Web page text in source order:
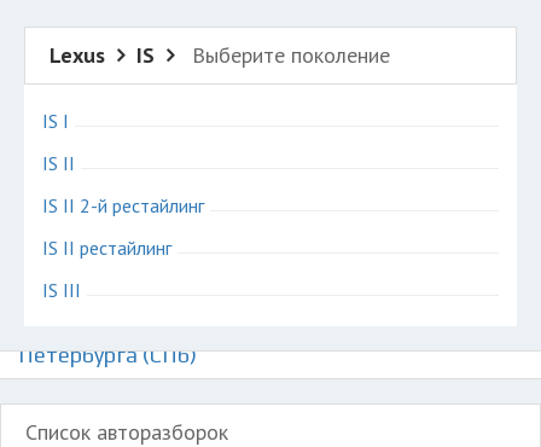
Lexus IS Выберите поколение
IS I
IS II
IS II 2-й рестайлинг
IS II рестайлинг
IS III
Петербурга (СПб)
Список авторазборок